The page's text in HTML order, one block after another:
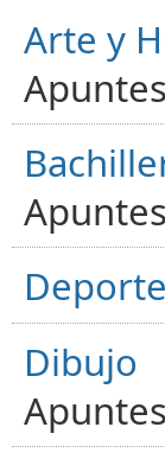
Arte y
Dibujo